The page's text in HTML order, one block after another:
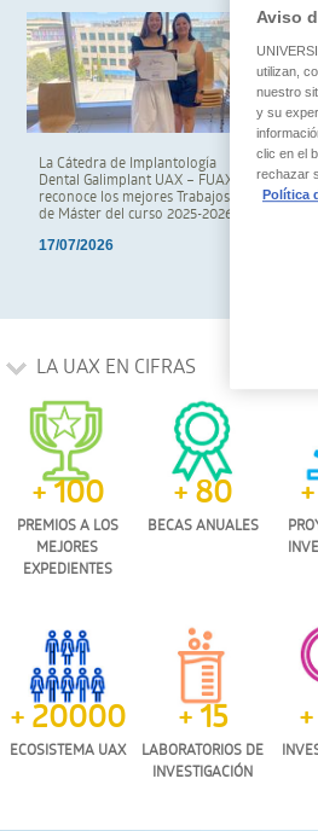
La Cátedra de Implantología
Dental Galimplant UAX – FUAX
reconoce los mejores Trabajos Fin
de Máster del curso 2025-2026
17/07/2026
La
LA UAX EN CIFRAS
+ 100
PREMIOS A LOS
MEJORES
EXPEDIENTES
+ 80
BECAS ANUALES
+ 20000
ECOSISTEMA UAX
+ 15
LABORATORIOS DE
INVESTIGACIÓN
Aviso
utilizan,
nuestro
y su
clic en el
rechazar
Política